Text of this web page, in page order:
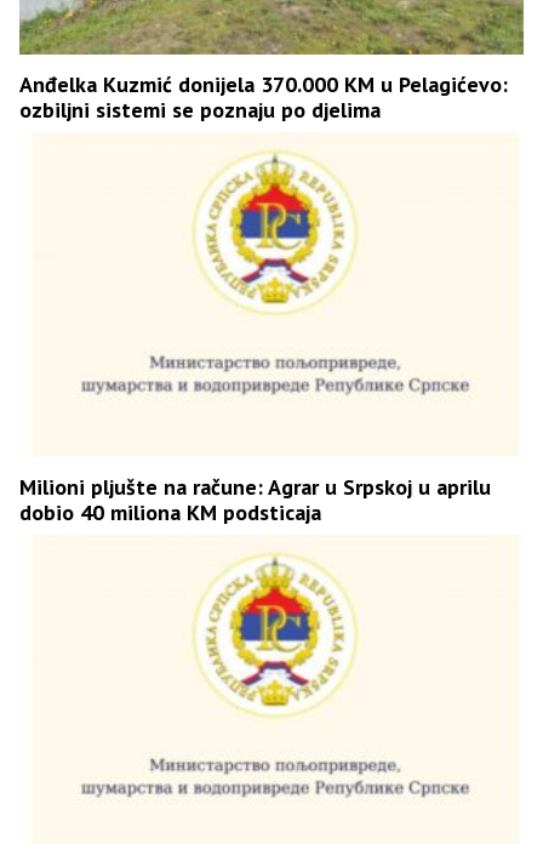
Anđelka Kuzmić donijela 370.000 KM u Pelagićevo:
ozbiljni sistemi se poznaju po djelima
Milioni pljušte na račune: Agrar u Srpskoj u aprilu
dobio 40 miliona KM podsticaja